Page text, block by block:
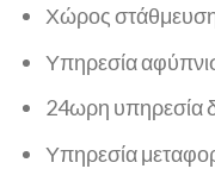
Χώρος
Υπηρεσία
24ωρη υπηρεσία
Υπηρεσία